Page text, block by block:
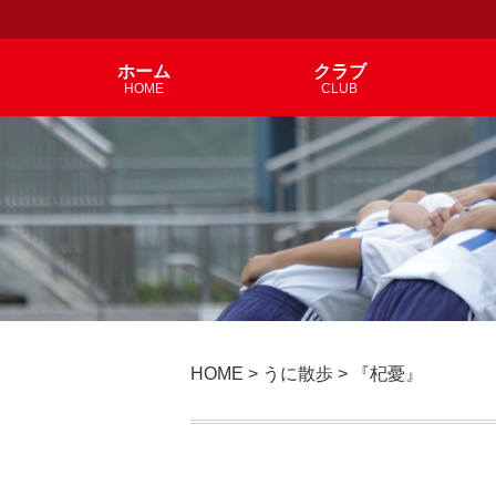
ホーム
HOME
クラブ
CLUB
HOME > うに散歩 > 『杞憂』